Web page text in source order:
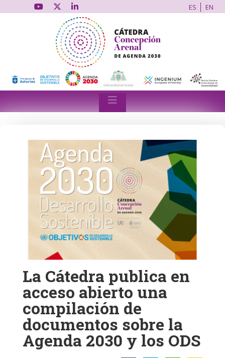
ES EN
La Cátedra publica en
acceso abierto una
compilación de
documentos sobre la
Agenda 2030 y los ODS